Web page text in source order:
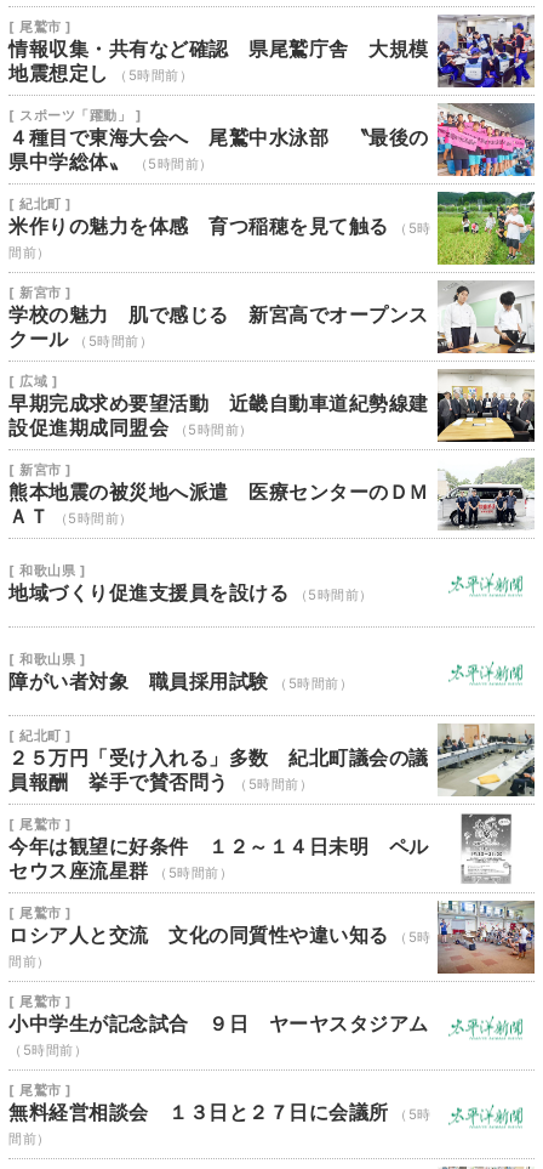
[ 尾鷲市 ]
情報収集・共有など確認 県尾鷲庁舎 大規模
地震想定し
（5時間前）
[ スポーツ「躍動」 ]
４種目で東海大会へ 尾鷲中水泳部 〝最後の
県中学総体〟
（5時間前）
[ 紀北町 ]
米作りの魅力を体感 育つ稲穂を見て触る
（5時
間前）
[ 新宮市 ]
学校の魅力 肌で感じる 新宮高でオープンス
クール
（5時間前）
[ 広域 ]
早期完成求め要望活動 近畿自動車道紀勢線建
設促進期成同盟会
（5時間前）
[ 新宮市 ]
熊本地震の被災地へ派遣 医療センターのＤＭ
ＡＴ
（5時間前）
[ 和歌山県 ]
地域づくり促進支援員を設ける （5時間前）
[ 和歌山県 ]
障がい者対象 職員採用試験 （5時間前）
[ 紀北町 ]
２５万円「受け入れる」多数 紀北町議会の議
員報酬 挙手で賛否問う
（5時間前）
[ 尾鷲市 ]
今年は観望に好条件 １２～１４日未明 ペル
セウス座流星群
（5時間前）
[ 尾鷲市 ]
ロシア人と交流 文化の同質性や違い知る
（5時
間前）
[ 尾鷲市 ]
小中学生が記念試合 ９日 ヤーヤスタジアム
（5時間前）
[ 尾鷲市 ]
無料経営相談会 １３日と２７日に会議所
（5時
間前）